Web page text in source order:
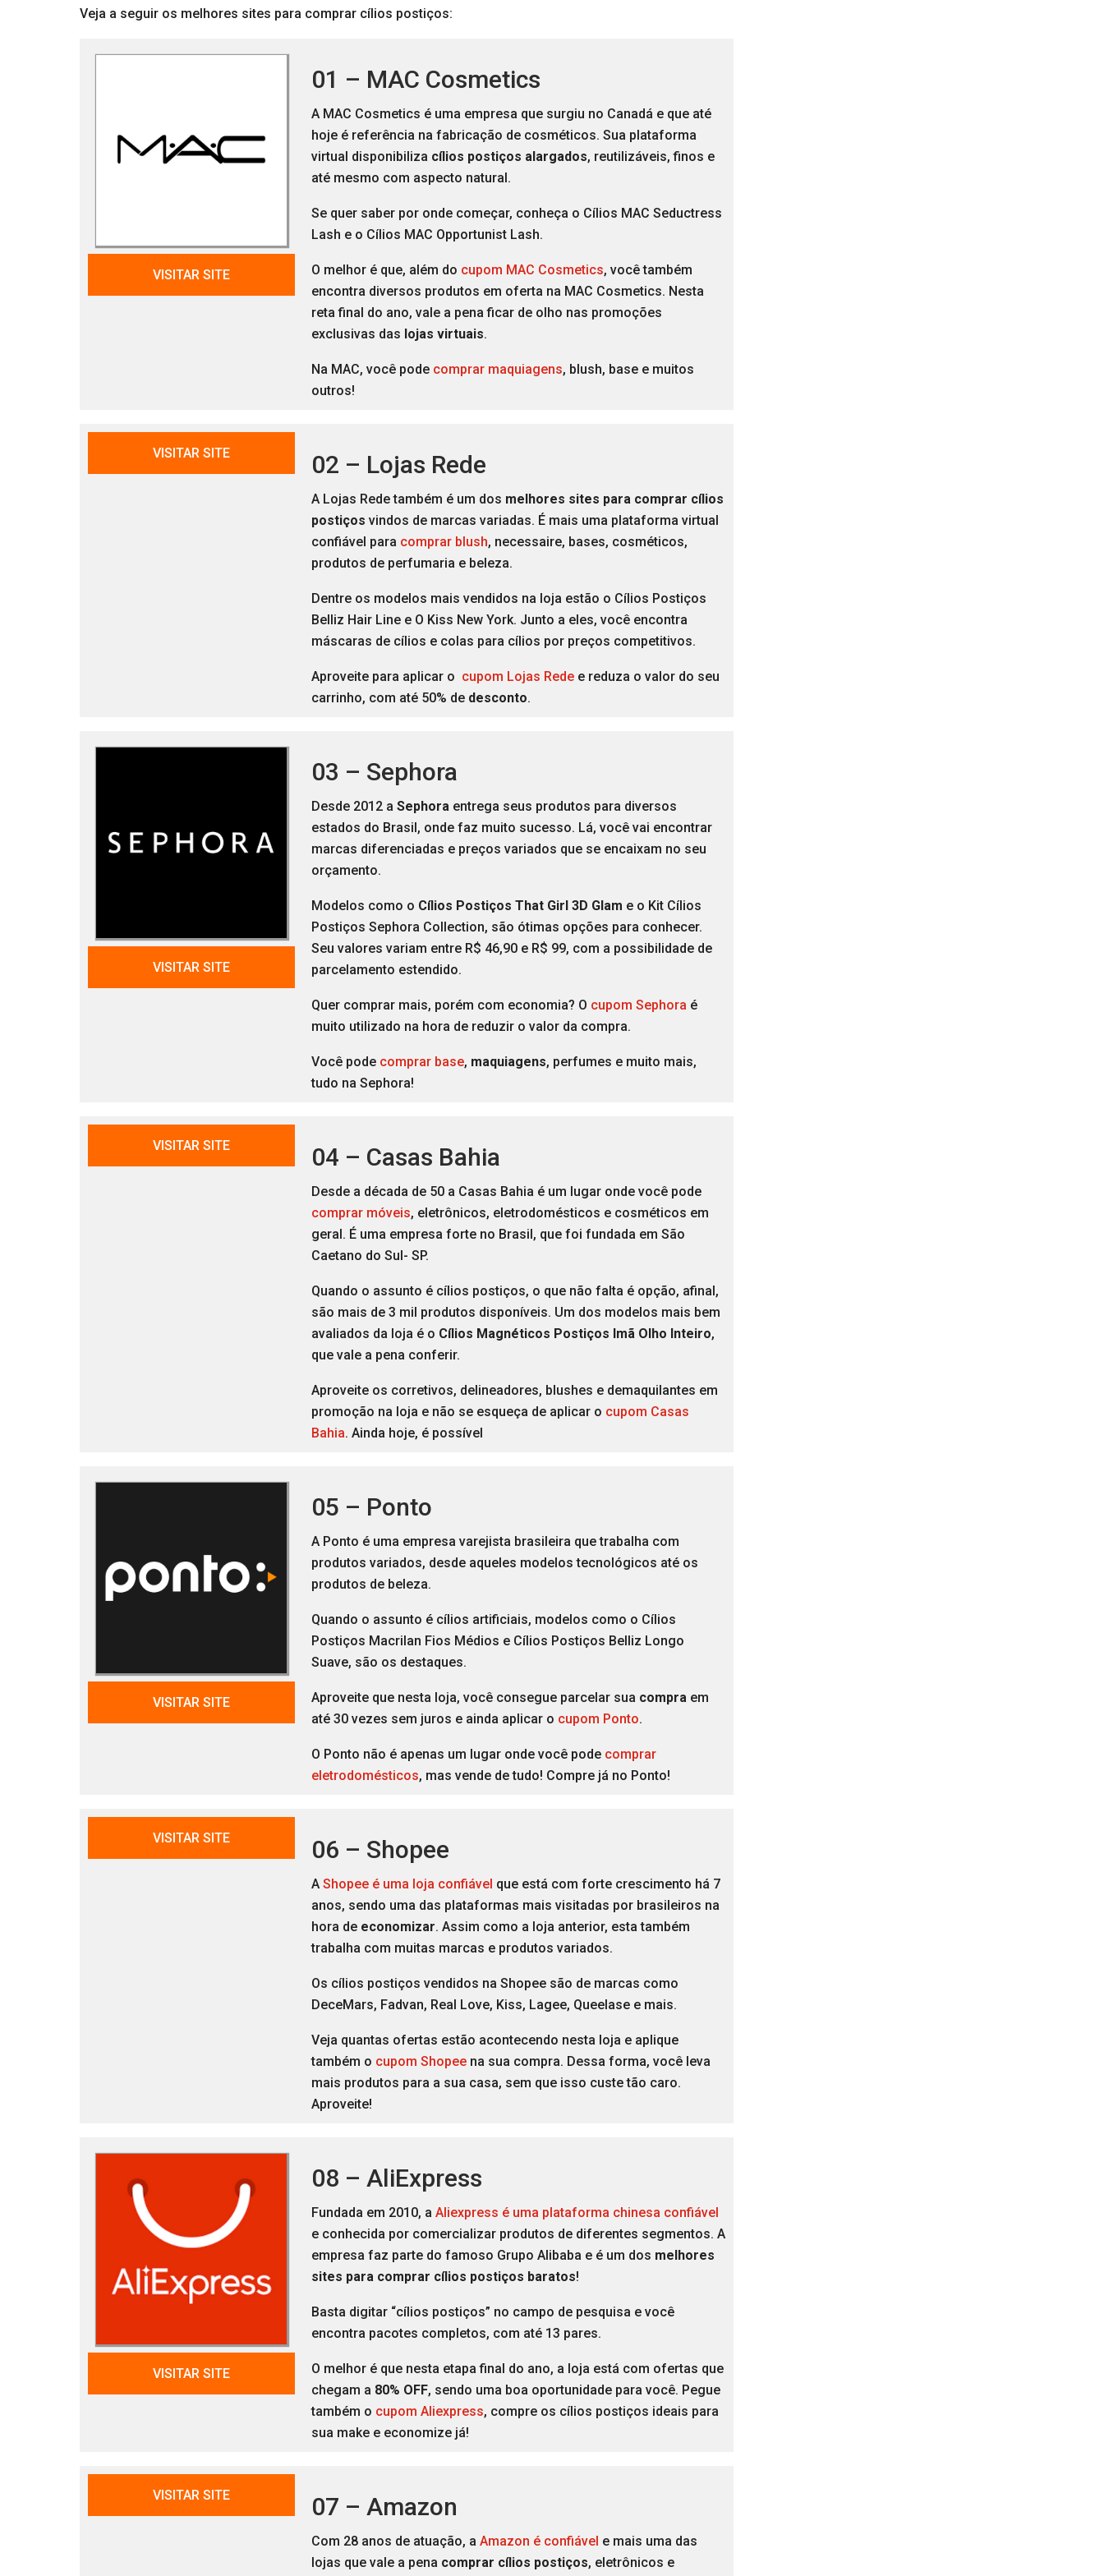
Veja a seguir os melhores sites para comprar cílios postiços:
VISITAR SITE
01 – MAC Cosmetics
A MAC Cosmetics é uma empresa que surgiu no Canadá e que até
hoje é referência na fabricação de cosméticos. Sua plataforma
virtual disponibiliza cílios postiços alargados, reutilizáveis, finos e
até mesmo com aspecto natural.
Se quer saber por onde começar, conheça o Cílios MAC Seductress
Lash e o Cílios MAC Opportunist Lash.
O melhor é que, além do cupom MAC Cosmetics, você também
encontra diversos produtos em oferta na MAC Cosmetics. Nesta
reta final do ano, vale a pena ficar de olho nas promoções
exclusivas das lojas virtuais.
Na MAC, você pode comprar maquiagens, blush, base e muitos
outros!
VISITAR SITE 02 – Lojas Rede
A Lojas Rede também é um dos melhores sites para comprar cílios
postiços vindos de marcas variadas. É mais uma plataforma virtual
confiável para comprar blush, necessaire, bases, cosméticos,
produtos de perfumaria e beleza.
Dentre os modelos mais vendidos na loja estão o Cílios Postiços
Belliz Hair Line e O Kiss New York. Junto a eles, você encontra
máscaras de cílios e colas para cílios por preços competitivos.
Aproveite para aplicar o cupom Lojas Rede e reduza o valor do seu
carrinho, com até 50% de desconto.
VISITAR SITE
03 – Sephora
Desde 2012 a Sephora entrega seus produtos para diversos
estados do Brasil, onde faz muito sucesso. Lá, você vai encontrar
marcas diferenciadas e preços variados que se encaixam no seu
orçamento.
Modelos como o Cílios Postiços That Girl 3D Glam e o Kit Cílios
Postiços Sephora Collection, são ótimas opções para conhecer.
Seu valores variam entre R$ 46,90 e R$ 99, com a possibilidade de
parcelamento estendido.
Quer comprar mais, porém com economia? O cupom Sephora é
muito utilizado na hora de reduzir o valor da compra.
Você pode comprar base, maquiagens, perfumes e muito mais,
tudo na Sephora!
VISITAR SITE 04 – Casas Bahia
Desde a década de 50 a Casas Bahia é um lugar onde você pode
comprar móveis, eletrônicos, eletrodomésticos e cosméticos em
geral. É uma empresa forte no Brasil, que foi fundada em São
Caetano do Sul- SP.
Quando o assunto é cílios postiços, o que não falta é opção, afinal,
são mais de 3 mil produtos disponíveis. Um dos modelos mais bem
avaliados da loja é o Cílios Magnéticos Postiços Imã Olho Inteiro,
que vale a pena conferir.
Aproveite os corretivos, delineadores, blushes e demaquilantes em
promoção na loja e não se esqueça de aplicar o cupom Casas
Bahia. Ainda hoje, é possível
VISITAR SITE
05 – Ponto
A Ponto é uma empresa varejista brasileira que trabalha com
produtos variados, desde aqueles modelos tecnológicos até os
produtos de beleza.
Quando o assunto é cílios artificiais, modelos como o Cílios
Postiços Macrilan Fios Médios e Cílios Postiços Belliz Longo
Suave, são os destaques.
Aproveite que nesta loja, você consegue parcelar sua compra em
até 30 vezes sem juros e ainda aplicar o cupom Ponto.
O Ponto não é apenas um lugar onde você pode comprar
eletrodomésticos, mas vende de tudo! Compre já no Ponto!
VISITAR SITE 06 – Shopee
A Shopee é uma loja confiável que está com forte crescimento há 7
anos, sendo uma das plataformas mais visitadas por brasileiros na
hora de economizar. Assim como a loja anterior, esta também
trabalha com muitas marcas e produtos variados.
Os cílios postiços vendidos na Shopee são de marcas como
DeceMars, Fadvan, Real Love, Kiss, Lagee, Queelase e mais.
Veja quantas ofertas estão acontecendo nesta loja e aplique
também o cupom Shopee na sua compra. Dessa forma, você leva
mais produtos para a sua casa, sem que isso custe tão caro.
Aproveite!
VISITAR SITE
08 – AliExpress
Fundada em 2010, a Aliexpress é uma plataforma chinesa confiável
e conhecida por comercializar produtos de diferentes segmentos. A
empresa faz parte do famoso Grupo Alibaba e é um dos melhores
sites para comprar cílios postiços baratos!
Basta digitar “cílios postiços” no campo de pesquisa e você
encontra pacotes completos, com até 13 pares.
O melhor é que nesta etapa final do ano, a loja está com ofertas que
chegam a 80% OFF, sendo uma boa oportunidade para você. Pegue
também o cupom Aliexpress, compre os cílios postiços ideais para
sua make e economize já!
VISITAR SITE 07 – Amazon
Com 28 anos de atuação, a Amazon é confiável e mais uma das
lojas que vale a pena comprar cílios postiços, eletrônicos e